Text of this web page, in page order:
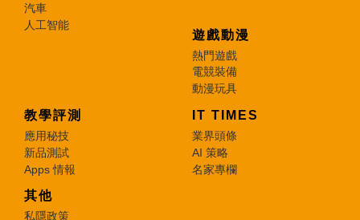
汽車
人工智能
遊戲動漫
熱門遊戲
電競裝備
動漫玩具
教學評測
應用秘技
新品測試
Apps 情報
IT TIMES
業界頭條
AI 策略
名家專欄
其他
私隱政策